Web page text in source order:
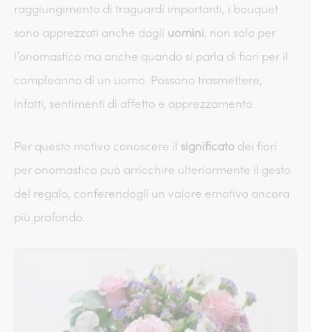
raggiungimento di traguardi importanti, i bouquet
sono apprezzati anche dagli uomini, non solo per
l’onomastico ma anche quando si parla di fiori per il
compleanno di un uomo. Possono trasmettere,
infatti, sentimenti di affetto e apprezzamento.
Per questo motivo conoscere il significato dei fiori
per onomastico può arricchire ulteriormente il gesto
del regalo, conferendogli un valore emotivo ancora
più profondo.